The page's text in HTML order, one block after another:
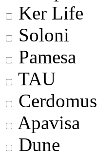
Ker Life
Soloni
Pamesa
TAU
Cerdomus
Apavisa
Dune